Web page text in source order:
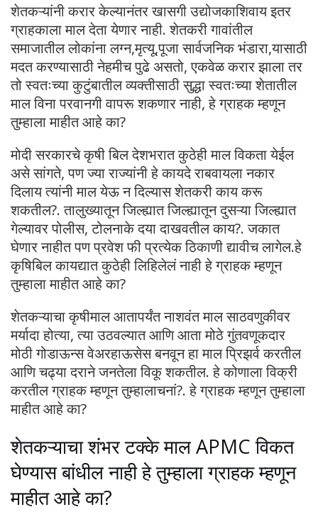
शेतकऱ्यांनी करार केल्यानंतर खासगी उद्योजकाशिवाय इतर
ग्राहकाला माल देता येणार नाही. शेतकरी गावांतील
समाजातील लोकांना लग्न,मृत्यू,पूजा सार्वजनिक भंडारा,यासाठी
मदत करण्यासाठी नेहमीच पुढे असतो, एकवेळ करार झाला तर
तो स्वतःच्या कुटुंबातील व्यक्तीसाठी सुद्धा स्वतःच्या शेतातील
माल विना परवानगी वापरू शकणार नाही, हे ग्राहक म्हणून
तुम्हाला माहीत आहे का?
मोदी सरकारचे कृषी बिल देशभरात कुठेही माल विकता येईल
असे सांगते, पण ज्या राज्यांनी हे कायदे राबवायला नकार
दिलाय त्यांनी माल येऊ न दिल्यास शेतकरी काय करू
शकतील?. तालुख्यातून जिल्ह्यात जिल्ह्यातून दुसऱ्या जिल्ह्यात
गेल्यावर पोलीस, टोलनाके दया दाखवतील काय?. जकात
घेणार नाहीत पण प्रवेश फी प्रत्येक ठिकाणी द्यावीच लागेल.हे
कृषिबिल कायद्यात कुठेही लिहिलेलं नाही हे ग्राहक म्हणून
तुम्हाला माहीत आहे का?
शेतकऱ्याचा कृषीमाल आतापर्यंत नाशवंत माल साठवणुकीवर
मर्यादा होत्या, त्या उठवल्यात आणि आता मोठे गुंतवणूकदार
मोठी गोडाऊन्स वेअरहाऊसेस बनवून हा माल प्रिझर्व करतील
आणि चढ्या दराने जनतेला विकू शकतील. हे कोणाला विक्री
करतील ग्राहक म्हणून तुम्हालाचनां?. हे ग्राहक म्हणून तुम्हाला
माहीत आहे का?
शेतकऱ्याचा शंभर टक्के माल APMC विकत
घेण्यास बांधील नाही हे तुम्हाला ग्राहक म्हणून
माहीत आहे का?